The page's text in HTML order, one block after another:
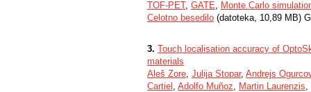
TOF-PET, GATE, Monte Carlo
Celotno besedilo (datoteka, 10,89 MB)
3. Touch localisation accuracy of
materials
Aleš Zore, Julija Stopar, Andrejs
Cartiel , Adolfo Muñoz, Martin Laurenzis,